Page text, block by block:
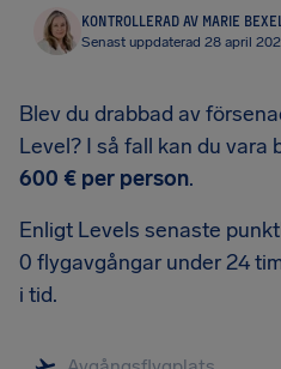
KONTROLLERAD AV MARIE
Senast uppdaterad 28 april
Blev du drabbad av
Level? I så fall kan du vara
600 € per person.
Enligt Levels senaste
0 flygavgångar under 24
i tid.